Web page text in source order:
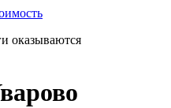
оказываются